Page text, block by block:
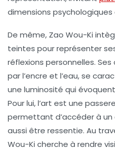
dimensions psychologiques
De même, Zao Wou-Ki
teintes pour représenter
réflexions personnelles.
par l’encre et l’eau, se
une luminosité qui
Pour lui, l’art est une
permettant d’accéder à un
aussi être ressentie. Au
Wou-Ki cherche à rendre